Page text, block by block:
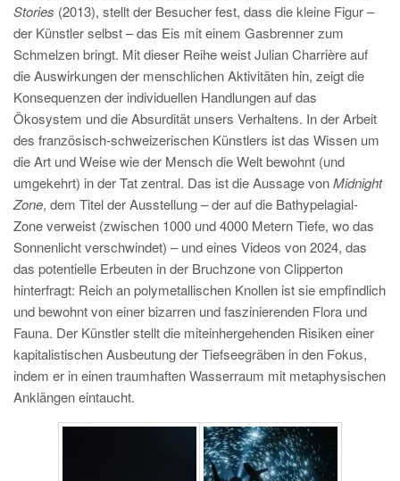
Stories (2013), stellt der Besucher fest, dass die kleine Figur –
der Künstler selbst – das Eis mit einem Gasbrenner zum
Schmelzen bringt. Mit dieser Reihe weist Julian Charrière auf
die Auswirkungen der menschlichen Aktivitäten hin, zeigt die
Konsequenzen der individuellen Handlungen auf das
Ökosystem und die Absurdität unsers Verhaltens. In der Arbeit
des französisch-schweizerischen Künstlers ist das Wissen um
die Art und Weise wie der Mensch die Welt bewohnt (und
umgekehrt) in der Tat zentral. Das ist die Aussage vonMidnight
Zone, dem Titel der Ausstellung – der auf die Bathypelagial-
Zone verweist (zwischen 1000 und 4000 Metern Tiefe, wo das
Sonnenlicht verschwindet) – und eines Videos von 2024, das
das potentielle Erbeuten in der Bruchzone von Clipperton
hinterfragt: Reich an polymetallischen Knollen ist sie empfindlich
und bewohnt von einer bizarren und faszinierenden Flora und
Fauna. Der Künstler stellt die miteinhergehenden Risiken einer
kapitalistischen Ausbeutung der Tiefseegräben in den Fokus,
indem er in einen traumhaften Wasserraum mit metaphysischen
Anklängen eintaucht.